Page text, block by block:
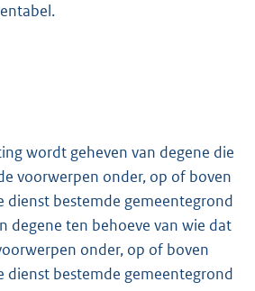
wordt geheven van degene die
voorwerpen onder, op of boven
dienst bestemde gemeentegrond
degene ten behoeve van wie dat
onder, op of boven
dienst bestemde gemeentegrond